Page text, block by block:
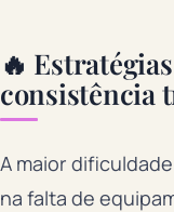
🔥
consistência
A maior
na falta de